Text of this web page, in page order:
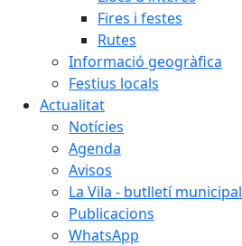
Fires i festes
Rutes
Informació geogràfica
Festius locals
Actualitat
Notícies
Agenda
Avisos
La Vila - butlletí municipal
Publicacions
WhatsApp